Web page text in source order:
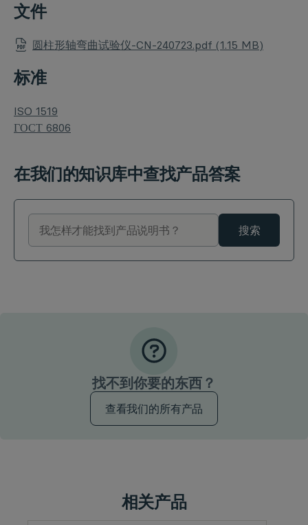
文件
圆柱形轴弯曲试验仪-CN-240723.pdf (1.15 MB)
标准
ISO 1519
ГОСТ 6806
在我们的知识库中查找产品答案
搜索
找不到你要的东西？
查看我们的所有产品
相关产品